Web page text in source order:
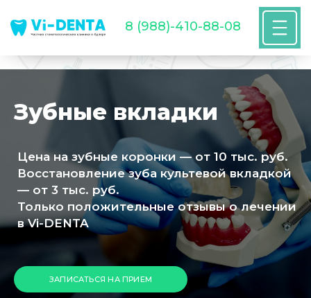
8 (988)-410-88-08
Зубные вкладки
Цена на зубные коронки — от 10 тыс. руб.
Восстановление зуба культевой вкладкой
— от 3 тыс. руб.
Только положительные отзывы о лечении
в Vi-DENTA
ЗАПИСАТЬСЯ НА ПРИЕМ